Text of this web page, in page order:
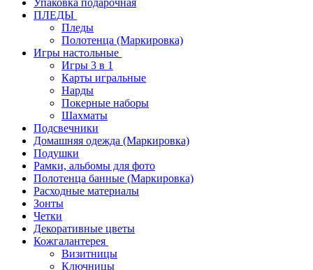
Упаковка подарочная
ПЛЕДЫ
Пледы
Полотенца (Маркировка)
Игры настольные
Игры 3 в 1
Карты игральные
Нарды
Покерные наборы
Шахматы
Подсвечники
Домашняя одежда (Маркировка)
Подушки
Рамки, альбомы для фото
Полотенца банные (Маркировка)
Расходные материалы
Зонты
Четки
Декоративные цветы
Кожгалантерея
Визитницы
Ключницы